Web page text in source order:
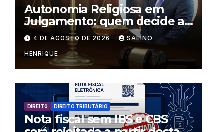
Autonomia Religiosa em
Julgamento: quem decide as
regras dentro dos templos?
4 DE AGOSTO DE 2026 SABINO
HENRIQUE
DIREITO DIREITO TRIBUTÁRIO
Nota fiscal sem IBS e CBS